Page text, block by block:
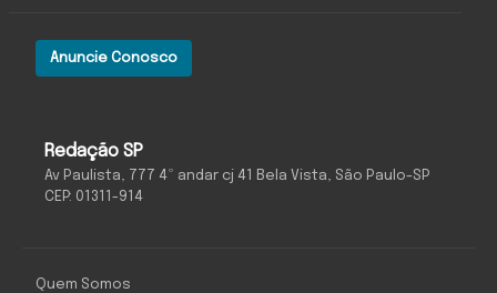
Redação SP
Av Paulista, 777 4º andar cj 41 Bela Vista, São Paulo-SP
CEP: 01311-914
Anuncie Conosco
Quem Somos